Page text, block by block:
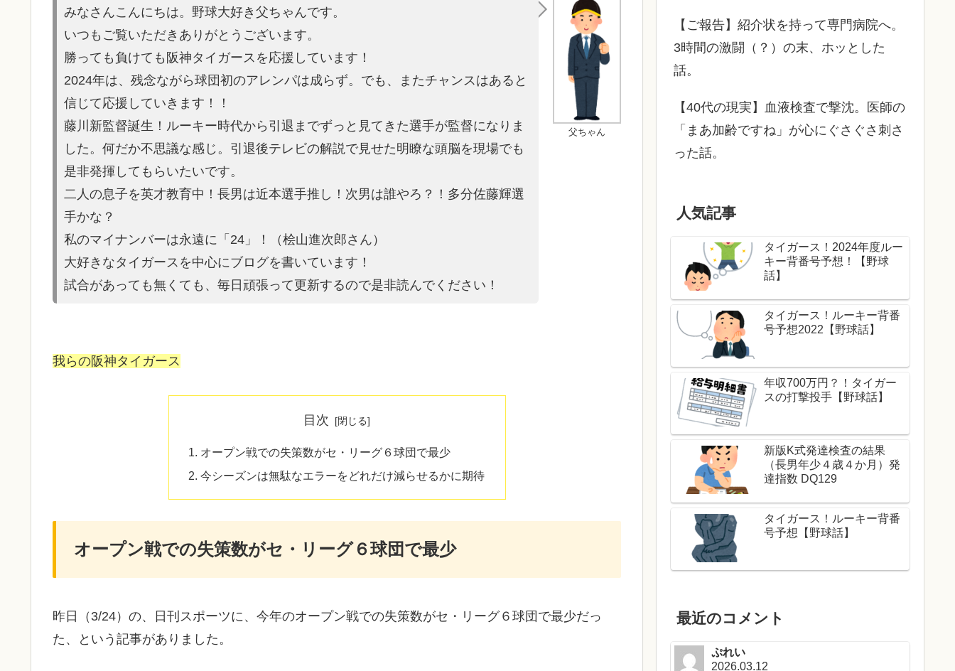
父ちゃん
みなさんこんにちは。野球大好き父ちゃんです。
いつもご覧いただきありがとうございます。
勝っても負けても阪神タイガースを応援しています！
2024年は、残念ながら球団初のアレンパは成らず。でも、またチャンスはあると
信じて応援していきます！！
藤川新監督誕生！ルーキー時代から引退までずっと見てきた選手が監督になりま
した。何だか不思議な感じ。引退後テレビの解説で見せた明瞭な頭脳を現場でも
是非発揮してもらいたいです。
二人の息子を英才教育中！長男は近本選手推し！次男は誰やろ？！多分佐藤輝選
手かな？
私のマイナンバーは永遠に「24」！（桧山進次郎さん）
大好きなタイガースを中心にブログを書いています！
試合があって も無くても、毎日頑張って更新するので是非読んでください！
我らの阪神タイガース
目次
オープン戦での失策数がセ・リーグ６球団で最少
今シーズンは無駄なエラーをどれだけ減らせるかに期待
オープン戦での失策数がセ・リーグ６球団で最少
昨日（3/24）の、日刊スポーツに、今年のオープン戦での失策数がセ・リーグ６球団で最少だっ
た、という記事がありました。
​【ご報告】紹介状を持って専門病院へ。
3時間の激闘（？）の末、ホッとした
話。
【40代の現実】血液検査で撃沈。医師の
「まあ加齢ですね」が心にぐさぐさ刺さ
った話。
人気記事
タイガース！2024年度ルー
キー背番号予想！【野球
話】
タイガース！ルーキー背番
号予想2022【野球話】
年収700万円？！タイガー
スの打撃投手【野球話】
新版K式発達検査の結果
（長男年少４歳４か月）発
達指数 DQ129
タイガース！ルーキー背番
号予想【野球話】
最近のコメント
ぷれい
2026.03.12